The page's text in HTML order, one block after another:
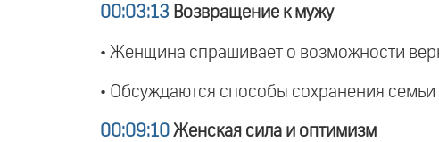
00:03:13 Возвращение к мужу
• Женщина спрашивает о возможности
• Обсуждаются способы сохранения
00:09:10 Женская сила и оптимизм